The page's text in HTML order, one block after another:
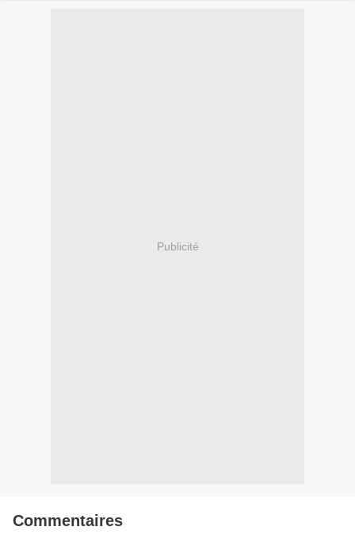
Publicité
Commentaires